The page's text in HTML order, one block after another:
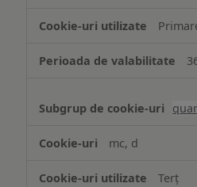
mc, d
Terț